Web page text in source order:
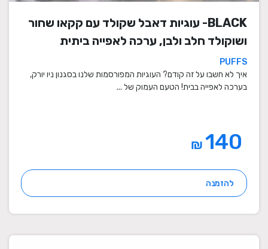
BLACK- עוגיות דאבל שקולד עם קקאו שחור
ושוקולד חלב ולבן, ערכה לאפייה ביתית
PUFFS
איך לא חשבו על זה קודם? העוגיות המפורסמות שלנו בסגנון ניו יורק,
בערכה לאפייה בבית! הטעם העמוק של ...
₪
להזמנה